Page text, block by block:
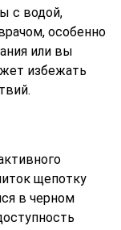
с водой,
особенно
или вы
избежать
щепотку
в черном